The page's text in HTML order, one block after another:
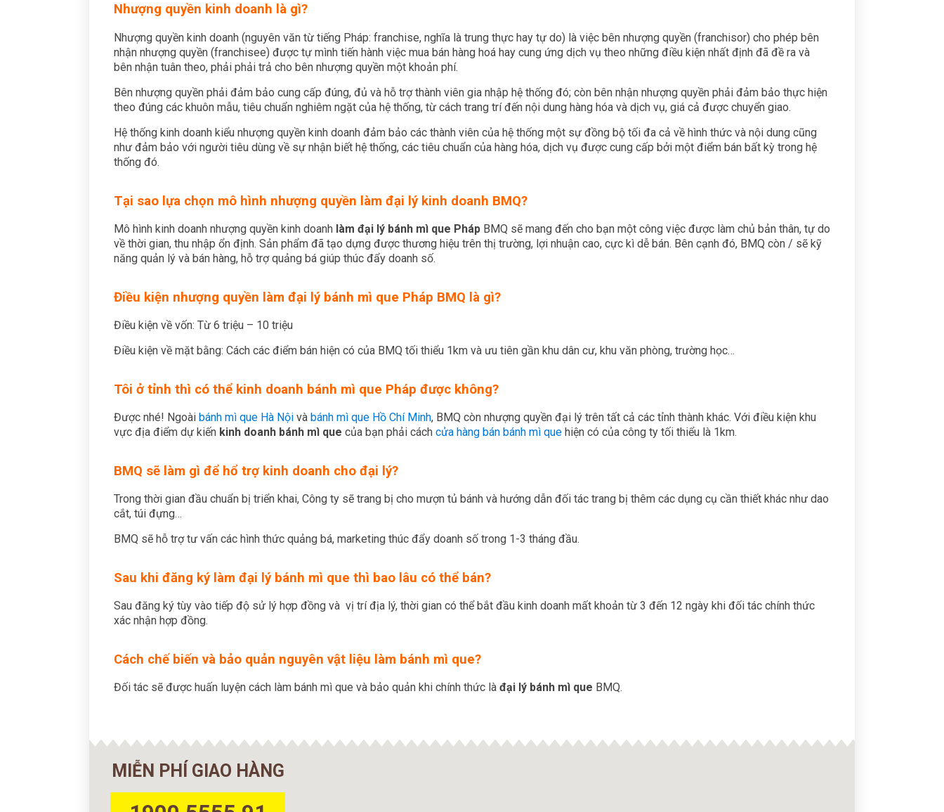
Nhượng quyền kinh doanh là gì?
Nhượng quyền kinh doanh (nguyên văn từ tiếng Pháp: franchise, nghĩa là trung thực hay tự do) là việc bên nhượng quyền (franchisor) cho phép bên
nhận nhượng quyền (franchisee) được tự mình tiến hành việc mua bán hàng hoá hay cung ứng dịch vụ theo những điều kiện nhất định đã đề ra và
bên nhận tuân theo, phải phải trả cho bên nhượng quyền một khoản phí.
Bên nhượng quyền phải đảm bảo cung cấp đúng, đủ và hỗ trợ thành viên gia nhập hệ thống đó; còn bên nhận nhượng quyền phải đảm bảo thực hiện
theo đúng các khuôn mẫu, tiêu chuẩn nghiêm ngặt của hệ thống, từ cách trang trí đến nội dung hàng hóa và dịch vụ, giá cả được chuyển giao.
Hệ thống kinh doanh kiểu nhượng quyền kinh doanh đảm bảo các thành viên của hệ thống một sự đồng bộ tối đa cả về hình thức và nội dung cũng
như đảm bảo với người tiêu dùng về sự nhận biết hệ thống, các tiêu chuẩn của hàng hóa, dịch vụ được cung cấp bởi một điểm bán bất kỳ trong hệ
thống đó.
Tại sao lựa chọn mô hình nhượng quyền làm đại lý kinh doanh BMQ?
Mô hình kinh doanh nhượng quyền kinh doanh làm đại lý bánh mì que Pháp BMQ sẽ mang đến cho bạn một công việc được làm chủ bản thân, tự do
về thời gian, thu nhập ổn định. Sản phẩm đã tạo dựng được thương hiệu trên thị trường, lợi nhuận cao, cực kì dễ bán. Bên cạnh đó, BMQ còn / sẽ kỹ
năng quản lý và bán hàng, hỗ trợ quảng bá giúp thúc đẩy doanh số.
Điều kiện nhượng quyền làm đại lý bánh mì que Pháp BMQ là gì?
Điều kiện về vốn: Từ 6 triệu – 10 triệu
Điều kiện về mặt bằng: Cách các điểm bán hiện có của BMQ tối thiểu 1km và ưu tiên gần khu dân cư, khu văn phòng, trường học…
Tôi ở tỉnh thì có thể kinh doanh bánh mì que Pháp được không?
Được nhé! Ngoài bánh mì que Hà Nội và bánh mì que Hồ Chí Minh, BMQ còn nhượng quyền đại lý trên tất cả các tỉnh thành khác. Với điều kiện khu
vực địa điểm dự kiến kinh doanh bánh mì que của bạn phải cách cửa hàng bán bánh mì que hiện có của công ty tối thiểu là 1km.
BMQ sẽ làm gì để hổ trợ kinh doanh cho đại lý?
Trong thời gian đầu chuẩn bị triển khai, Công ty sẽ trang bị cho mượn tủ bánh và hướng dẫn đối tác trang bị thêm các dụng cụ cần thiết khác như dao
cắt, túi đựng…
BMQ sẽ hỗ trợ tư vấn các hình thức quảng bá, marketing thúc đẩy doanh số trong 1-3 tháng đầu.
Sau khi đăng ký làm đại lý bánh mì que thì bao lâu có thể bán?
Sau đăng ký tùy vào tiếp độ sử lý hợp đồng và vị trí địa lý, thời gian có thể bắt đầu kinh doanh mất khoản từ 3 đến 12 ngày khi đối tác chính thức
xác nhận hợp đồng.
Cách chế biến và bảo quản nguyên vật liệu làm bánh mì que?
Đối tác sẽ được huấn luyện cách làm bánh mì que và bảo quản khi chính thức là đại lý bánh mì que BMQ.
MIỄN PHÍ GIAO HÀNG